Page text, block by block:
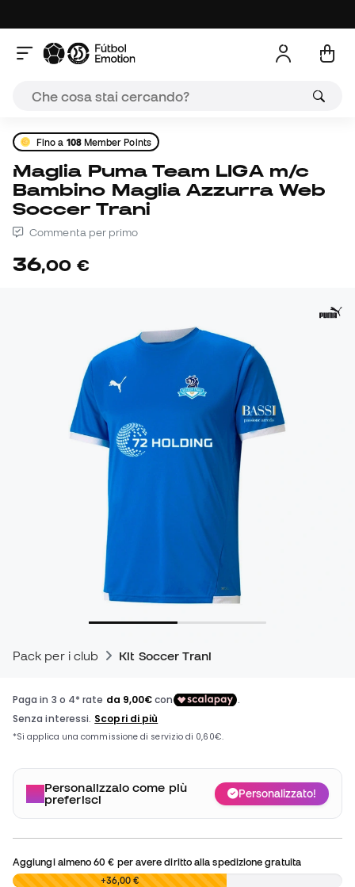
Fino a 108Member Points
Maglia Puma Team LIGA m/c
Bambino Maglia Azzurra Web
Soccer Trani
Commenta per primo
36,00 €
Pack per i club Kit Soccer Trani
Personalizzalo come più
preferisci
Personalizzato!
Aggiungi almeno60 € per avere diritto alla spedizione gratuita
0,00 € +36,00 €